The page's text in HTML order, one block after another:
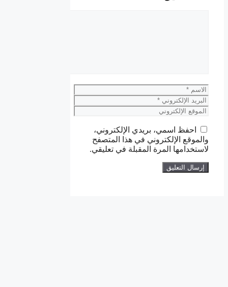
الاسم
البريد
الإلكتروني
الموقع
احفظ اسمي، بريدي الإلكتروني،
والموقع الإلكتروني في هذا المتصفح
لاستخدامها المرة المقبلة في تعليقي.